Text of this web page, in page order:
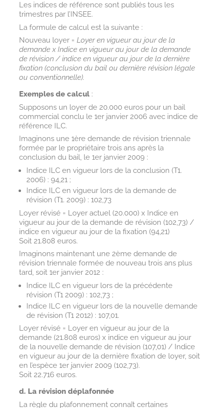
Les indices de référence sont publiés tous les
trimestres par l’INSEE.
La formule de calcul est la suivante :
Nouveau loyer = Loyer en vigueur au jour de la
demande x Indice en vigueur au jour de la demande
de révision / indice en vigueur au jour de la dernière
fixation (conclusion du bail ou dernière révision légale
ou conventionnelle).
Exemples de calcul:
Supposons un loyer de 20.000 euros pour un bail
commercial conclu le 1er janvier 2006 avec indice de
référence ILC.
Imaginons une 1ère demande de révision triennale
formée par le propriétaire trois ans après la
conclusion du bail, le 1er janvier 2009 :
Indice ILC en vigueur lors de la conclusion (T1.
2006) : 94,21 ;
Indice ILC en vigueur lors de la demande de
révision (T1. 2009) : 102,73
Loyer révisé = Loyer actuel (20.000) x Indice en
vigueur au jour de la demande de révision (102,73) /
indice en vigueur au jour de la fixation (94,21)
Soit 21.808 euros.
Imaginons maintenant une 2ème demande de
révision triennale formée de nouveau trois ans plus
tard, soit 1er janvier 2012 :
Indice ILC en vigueur lors de la précédente
révision (T1 2009) : 102,73 ;
Indice ILC en vigueur lors de la nouvelle demande
de révision (T1 2012) : 107,01.
Loyer révisé = Loyer en vigueur au jour de la
demande (21.808 euros) x indice en vigueur au jour
de la nouvelle demande de révision (107,01) / Indice
en vigueur au jour de la dernière fixation de loyer, soit
en l’espèce 1er janvier 2009 (102,73).
Soit 22.716 euros.
d. La révision déplafonnée
La règle du plafonnement connaît certaines